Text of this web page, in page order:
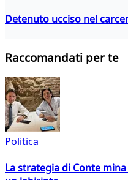
Detenuto ucciso nel
Raccomandati per te
Politica
La strategia di Conte